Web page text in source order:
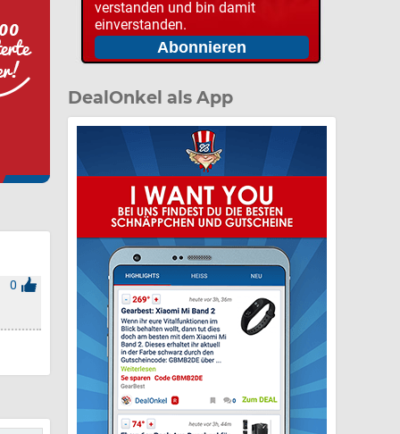
0
verstanden und bin damit
einverstanden.
DealOnkel als App